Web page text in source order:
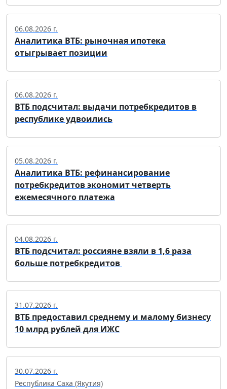
06.08.2026 г.
Аналитика ВТБ: рыночная ипотека
отыгрывает позиции
06.08.2026 г.
ВТБ подсчитал: выдачи потребкредитов в
республике удвоились
05.08.2026 г.
Аналитика ВТБ: рефинансирование
потребкредитов экономит четверть
ежемесячного платежа
04.08.2026 г.
ВТБ подсчитал: россияне взяли в 1,6 раза
больше потребкредитов
31.07.2026 г.
ВТБ предоставил среднему и малому бизнесу
10 млрд рублей для ИЖС
30.07.2026 г.
Республика Саха (Якутия)